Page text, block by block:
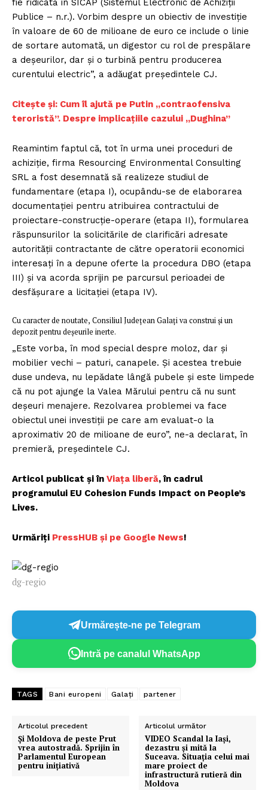
fie ridicată în SICAP (Sistemul Electronic de Achiziții
Publice – n.r.). Vorbim despre un obiectiv de investiție
în valoare de 60 de milioane de euro ce include o linie
de sortare automată, un digestor cu rol de prespălare
a deșeurilor, dar și o turbină pentru producerea
curentului electric”, a adăugat președintele CJ.
Citește și: Cum îl ajută pe Putin „contraofensiva
teroristă”. Despre implicațiile cazului „Dughina”
Reamintim faptul că, tot în urma unei proceduri de
achiziție, firma Resourcing Environmental Consulting
SRL a fost desemnată să realizeze studiul de
fundamentare (etapa I), ocupându-se de elaborarea
documentației pentru atribuirea contractului de
proiectare-construcție-operare (etapa II), formularea
răspunsurilor la solicitările de clarificări adresate
autorității contractante de către operatorii economici
interesați în a depune oferte la procedura DBO (etapa
III) și va acorda sprijin pe parcursul perioadei de
desfășurare a licitației (etapa IV).
Cu caracter de noutate, Consiliul Județean Galați va construi și un
depozit pentru deșeurile inerte.
„Este vorba, în mod special despre moloz, dar și
mobilier vechi – paturi, canapele. Și acestea trebuie
duse undeva, nu lepădate lângă pubele și este limpede
că nu pot ajunge la Valea Mărului pentru că nu sunt
deșeuri menajere. Rezolvarea problemei va face
obiectul unei investiții pe care am evaluat-o la
aproximativ 20 de milioane de euro”, ne-a declarat, în
premieră, președintele CJ.
Articol publicat și în Viața liberă, în cadrul
programului EU Cohesion Funds Impact on People’s
Lives.
Urmăriți PressHUB și pe Google News!
dg-regio
Urmărește-ne pe Telegram
Intră pe canalul WhatsApp
TAGS Bani europeni Galați partener
Articolul precedent
Şi Moldova de peste Prut
vrea autostradă. Sprijin în
Parlamentul European
pentru iniţiativă
Articolul următor
VIDEO Scandal la Iași,
dezastru și mită la
Suceava. Situația celui mai
mare proiect de
infrastructură rutieră din
Moldova